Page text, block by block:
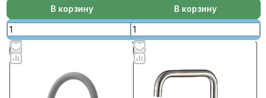
В корзину
SS01-C132В корзину